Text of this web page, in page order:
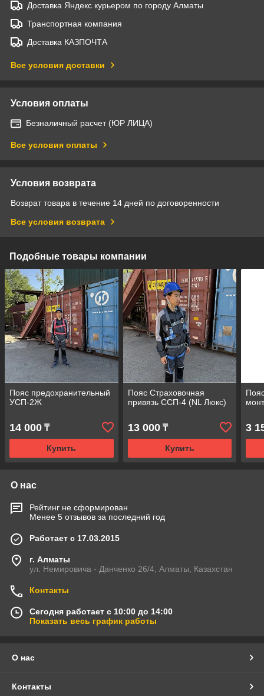
Доставка Яндекс курьером по городу Алматы
Транспортная компания
Доставка КАЗПОЧТА
Все условия доставки
Условия оплаты
Безналичный расчет (ЮР ЛИЦА)
Все условия оплаты
Условия возврата
Возврат товара в течение 14 дней по договоренности
Все условия возврата
Подобные товары компании
Пояс предохранительный
УСП-2Ж
14 000 ₸
Купить
Пояс Страховочная
привязь ССП-4 (NL Люкс)
13 000₸
Купить
3
О нас
Рейтинг не сформирован
Менее 5 отзывов за последний год
Работает с 17.03.2015
г. Алматы
ул. Немировича - Данченко 26/4, Алматы, Казахстан
Контакты
Сегодня работает с 10:00 до 14:00
Показать весь график работы
О нас
Контакты